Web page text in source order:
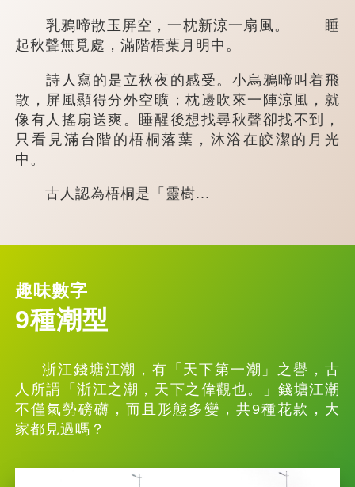
乳鴉啼散玉屏空，一枕新涼一扇風。 睡
起秋聲無覓處，滿階梧葉月明中。
詩人寫的是立秋夜的感受。小烏鴉啼叫着飛
散，屏風顯得分外空曠；枕邊吹來一陣涼風，就
像有人搖扇送爽。睡醒後想找尋秋聲卻找不到，
只看見滿台階的梧桐落葉，沐浴在皎潔的月光
中。
古人認為梧桐是「靈樹...
趣味數字
9種潮型
浙江錢塘江潮，有「天下第一潮」之譽，古
人所謂「浙江之潮，天下之偉觀也。」錢塘江潮
不僅氣勢磅礴，而且形態多變，共9種花款，大
家都見過嗎？